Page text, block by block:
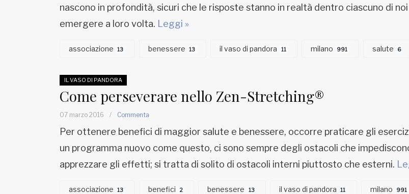
nascono in profondità, sicuri che le risposte stanno in realtà dentro ciascuno di
emergere a loro volta. Leggi »
associazione 13 benessere 13 il vaso di pandora 11 milano 991 salute 6
IL VASO DI PANDORA
Come perseverare nello Zen-Stretching®
07 marzo 2016 / Commenta
Per ottenere benefici di maggior salute e benessere, occorre praticare gli
un programma nuovo come questo, ci sono sempre degli ostacoli che
apprezzare gli effetti; si tratta di solito di ostacoli interni piuttosto che esterni.
associazione 13 benefici 2 benessere 13 il vaso di pandora 11 milano 991